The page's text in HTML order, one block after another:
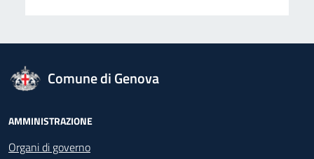
logo Unione Europea
Comune di Genova
Footer - Navigazione
AMMINISTRAZIONE
Organi di governo